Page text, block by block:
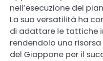
nell’esecuzione del
La sua versatilità ha
di adattare le tattiche
rendendolo una
del Giappone per il